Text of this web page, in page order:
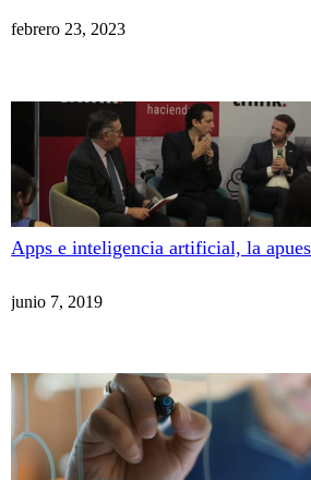
febrero 23, 2023
Apps e inteligencia artificial, la
junio 7, 2019